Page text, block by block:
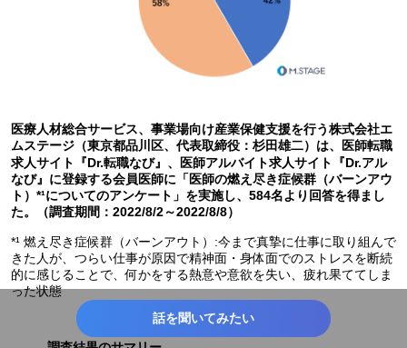
医療人材総合サービス、事業場向け産業保健支援を行う株式会社エ
ムステージ（東京都品川区、代表取締役：杉田雄二）は、医師転職
求人サイト『Dr.転職なび』、医師アルバイト求人サイト『Dr.アル
なび』に登録する会員医師に「医師の燃え尽き症候群（バーンアウ
ト）*¹についてのアンケート」を実施し、584名より回答を得まし
た。（調査期間：2022/8/2～2022/8/8）
*¹ 燃え尽き症候群（バーンアウト）:今まで真摯に仕事に取り組んで
きた人が、つらい仕事が原因で精神面・身体面でのストレスを断続
的に感じることで、何かをする熱意や意欲を失い、疲れ果ててしま
った状態
話を聞いてみたい